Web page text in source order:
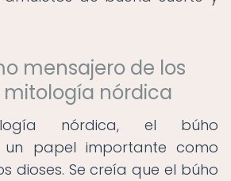
mensajero de los
mitología nórdica
nórdica, el búho
un papel importante como
dioses. Se creía que el búho